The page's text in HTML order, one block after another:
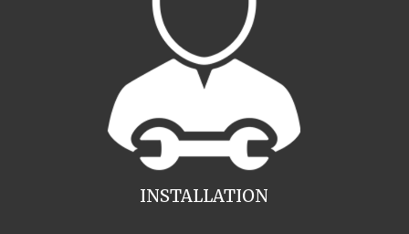
INSTALLATION